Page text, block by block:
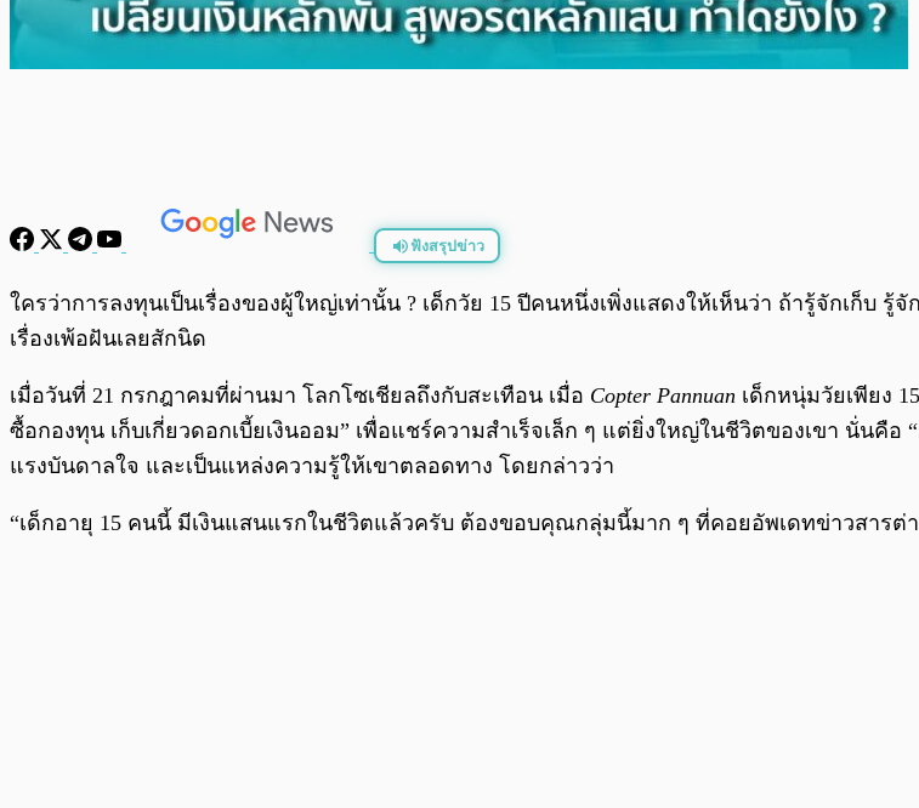
ฟังสรุปข่าว
ใครว่าการลงทุนเป็นเรื่องของผู้ใหญ่เท่านั้น ? เด็กวัย 15 ปีคนหนึ่งเพิ่งแสดงให้เห็นว่า ถ้ารู้จักเก็บ
เรื่องเพ้อฝันเลยสักนิด
เมื่อวันที่ 21 กรกฎาคมที่ผ่านมา โลกโซเชียลถึงกับสะเทือน เมื่อ Copter Pannuan เด็กหนุ่มวัยเพียง
ซื้อกองทุน เก็บเกี่ยวดอกเบี้ยเงินออม” เพื่อแชร์ความสำเร็จเล็ก ๆ แต่ยิ่งใหญ่ในชีวิตของเขา นั่น
แรงบันดาลใจ และเป็นแหล่งความรู้ให้เขาตลอดทาง โดยกล่าวว่า
“เด็กอายุ 15 คนนี้ มีเงินแสนแรกในชีวิตแล้วครับ ต้องขอบคุณกลุ่มนี้มาก ๆ ที่คอยอัพเดทข่าวสารต่